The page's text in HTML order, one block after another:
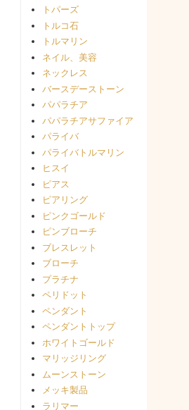
トパーズ
トルコ石
トルマリン
ネイル、美容
ネックレス
バースデーストーン
パパラチア
パパラチアサファイア
パライバ
パライバトルマリン
ヒスイ
ピアス
ピアリング
ピンクゴールド
ピンブローチ
ブレスレット
ブローチ
プラチナ
ペリドット
ペンダント
ペンダントトップ
ホワイトゴールド
マリッジリング
ムーンストーン
メッキ製品
ラリマー